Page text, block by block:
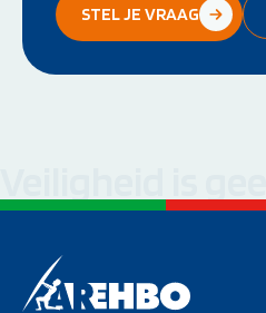
STEL JE VRAAG